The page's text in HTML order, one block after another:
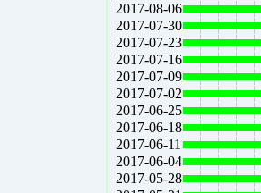
2017-08-06
2017-07-30
2017-07-23
2017-07-16
2017-07-09
2017-07-02
2017-06-25
2017-06-18
2017-06-11
2017-06-04
2017-05-28